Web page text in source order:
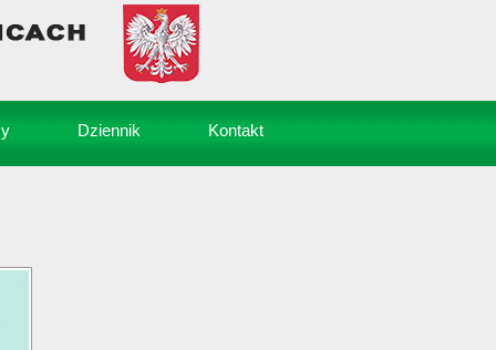
Dziennik Kontakt